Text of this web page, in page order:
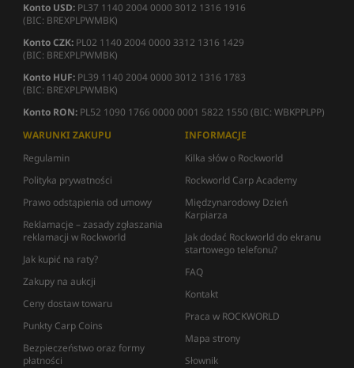
Konto USD: PL37 1140 2004 0000 3012 1316 1916
(BIC: BREXPLPWMBK)
Konto CZK: PL02 1140 2004 0000 3312 1316 1429
(BIC: BREXPLPWMBK)
Konto HUF: PL39 1140 2004 0000 3012 1316 1783
(BIC: BREXPLPWMBK)
Konto RON: PL52 1090 1766 0000 0001 5822 1550 (BIC: WBKPPLPP)
WARUNKI ZAKUPU
Regulamin
Polityka prywatności
Prawo odstąpienia od umowy
Reklamacje – zasady zgłaszania
reklamacji w Rockworld
Jak kupić na raty?
Zakupy na aukcji
Ceny dostaw towaru
Punkty Carp Coins
Bezpieczeństwo oraz formy
płatności
INFORMACJE
Kilka słów o Rockworld
Rockworld Carp Academy
Międzynarodowy Dzień
Karpiarza
Jak dodać Rockworld do ekranu
startowego telefonu?
FAQ
Kontakt
Praca w ROCKWORLD
Mapa strony
Słownik